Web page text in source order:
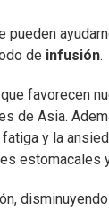
pueden
de infusión.
favorecen
de Asia.
y la
estomacales